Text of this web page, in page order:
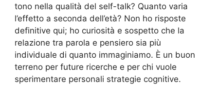
tono nella qualità del self-talk? Quanto varia
l’effetto a seconda dell’età? Non ho risposte
definitive qui; ho curiosità e sospetto che la
relazione tra parola e pensiero sia più
individuale di quanto immaginiamo. È un buon
terreno per future ricerche e per chi vuole
sperimentare personali strategie cognitive.